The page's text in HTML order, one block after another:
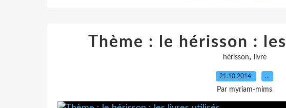
Thème : le hérisson :
hérisson, livre
21.10.2014 …
Par myriam-mims